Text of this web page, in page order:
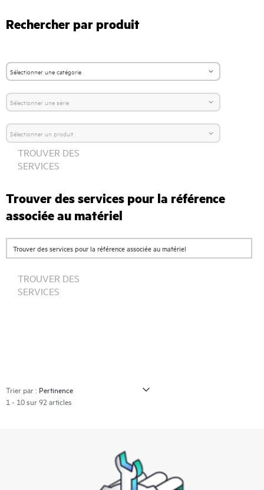
Rechercher par produit
TROUVER DES
SERVICES
Trouver des services pour la référence
associée au matériel
TROUVER DES
SERVICES
Trier par :
1 - 10 sur 92 articles